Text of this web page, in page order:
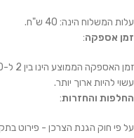
עלות המשלוח הינה: 40 ש"ח.
זמן אספקה:
עשוי להיות ארוך יותר.
החלפות והחזרות:
על פי חוק הגנת הצרכן - פירוט